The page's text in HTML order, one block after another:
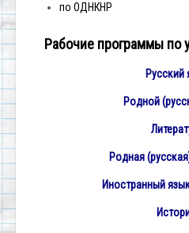
по ОДНКНР
Рабочие программы по
Русский
Родной
Родная
Иностранный